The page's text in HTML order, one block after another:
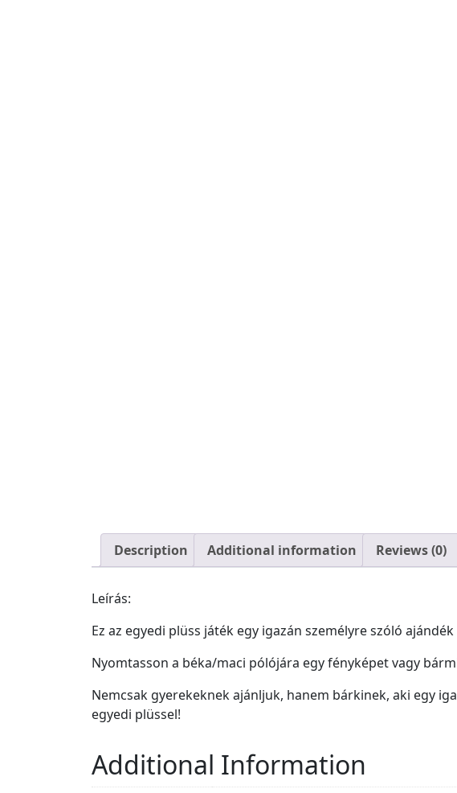
Description Additional information Reviews (0)
Leírás:
Ez az egyedi plüss játék egy igazán személyre szóló
Nyomtasson a béka/maci pólójára egy fényképet vagy
Nemcsak gyerekeknek ajánljuk, hanem bárkinek, aki egy
egyedi plüssel!
Additional Information